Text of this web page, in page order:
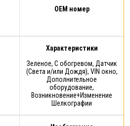
OEM номер
Характеристики
Зеленое, С обогревом, Датчик
(Света и/или Дождя), VIN окно,
Дополнительное
оборудование,
Возникновение+Изменение
Шелкографии